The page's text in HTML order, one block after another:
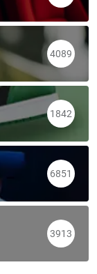
4089
1842
6851
3913